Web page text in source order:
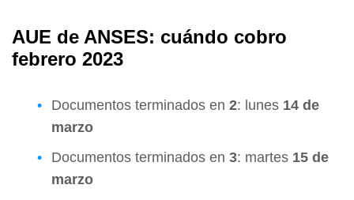
AUE de ANSES: cuándo cobro
febrero 2023
Documentos terminados en 2: lunes 14 de
marzo
Documentos terminados en 3: martes 15 de
marzo